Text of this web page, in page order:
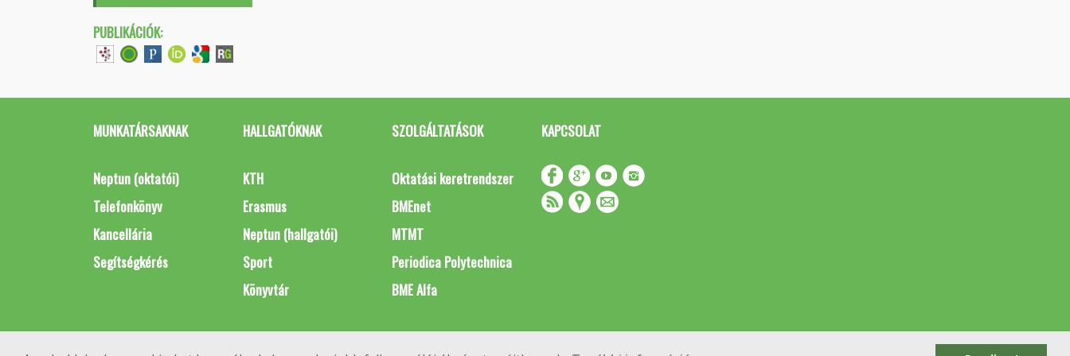
PUBLIKÁCIÓK:
MUNKATÁRSAKNAK
Neptun (oktatói)
Telefonkönyv
Kancellária
Segítségkérés
HALLGATÓKNAK
KTH
Erasmus
Neptun (hallgatói)
Sport
Könyvtár
SZOLGÁLTATÁSOK
Oktatási keretrendszer
BMEnet
MTMT
Periodica Polytechnica
BME Alfa
KAPCSOLAT
Impresszum Copyright © 2020 BME Építőmérnöki Kar